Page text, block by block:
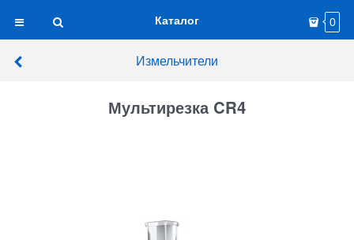
Каталог 0
Измельчители
Мультирезка CR4